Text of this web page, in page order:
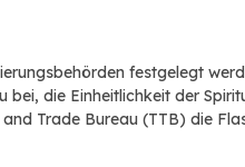
festgelegt
die Einheitlichkeit der
Trade Bureau (TTB) die